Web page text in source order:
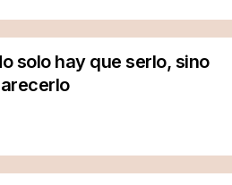
solo hay que serlo, sino